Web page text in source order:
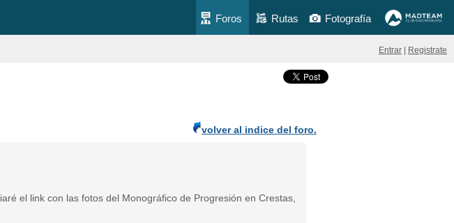
Foros Rutas Fotografía
Entrar Registrate
volver al indice del foro.
el link con las fotos del Monográfico de Progresión en Crestas,